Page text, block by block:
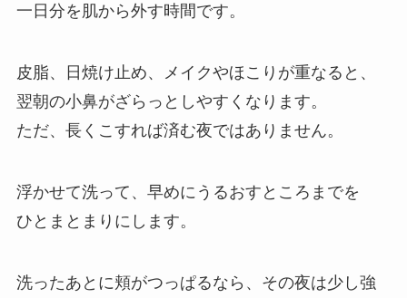
一日分を肌から外す時間です。
皮脂、日焼け止め、メイクやほこりが重なると、
翌朝の小鼻がざらっとしやすくなります。
ただ、長くこすれば済む夜ではありません。
浮かせて洗って、早めにうるおすところまでを
ひとまとまりにします。
洗ったあとに頬がつっぱるなら、その夜は少し強